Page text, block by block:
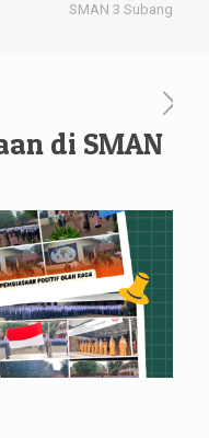
SMAN 3 Subang
di SMAN